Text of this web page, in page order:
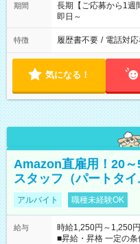
期間
長期【ご応募から1週
即日～
特徴 履歴書不要 / 電話対応
気になる！
Amazon直雇用！20
スタッフ（パートタ
アルバイト 職種未経験OK
給与
時給1,250円～1,250円
■昇給・昇格 一定の